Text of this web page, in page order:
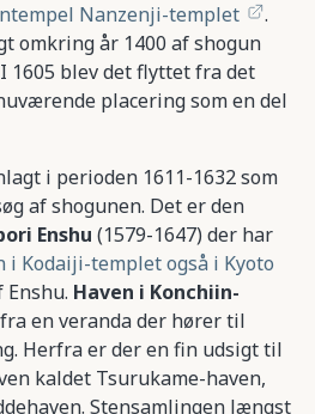
Nanzenji-templet
.
omkring år 1400 af shogun
1605 blev det flyttet fra det
placering som en del
i perioden 1611-1632 som
af shogunen. Det er den
Enshu (1579-1647) der har
i Kodaiji-templet også i Kyoto
Enshu. Haven i Konchiin-
en veranda der hører til
Herfra er der en fin udsigt til
kaldet Tsurukame-haven,
Stensamlingen længst